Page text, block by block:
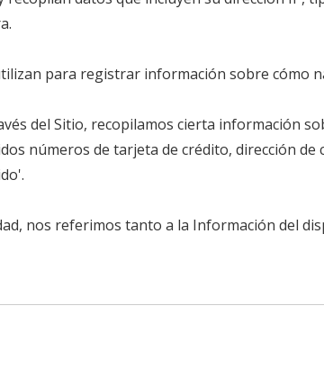
para registrar información sobre cómo
del Sitio, recopilamos cierta información
números de tarjeta de crédito, dirección
nos referimos tanto a la Información del